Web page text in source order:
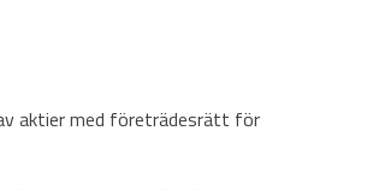
aktier med företrädesrätt för